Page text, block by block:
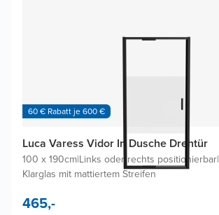
60 € Rabatt je 600 €
Luca Varess Vidor In Dusche Drehtür
100 x 190cm|Links oder rechts positionierbar|
Klarglas mit mattiertem Streifen
465,-